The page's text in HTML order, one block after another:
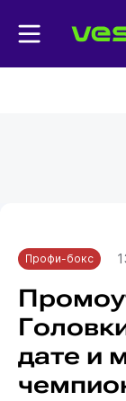
Профи-бокс
дате и